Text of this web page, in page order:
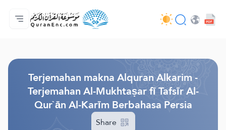
Beranda
Daftar isi terjemahan
Audio
Layanan pengembang - API
Tentang proyek ini
Hubungi kami
Bahasa
Terjemahan makna Alquran Alkarim -
Terjemahan Al-Mukhtaṣar fī Tafsīr Al-
Qur`ān Al-Karīm Berbahasa Persia
Share